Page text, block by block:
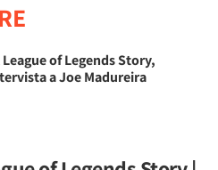
of Legends Story,
a Joe Madureira